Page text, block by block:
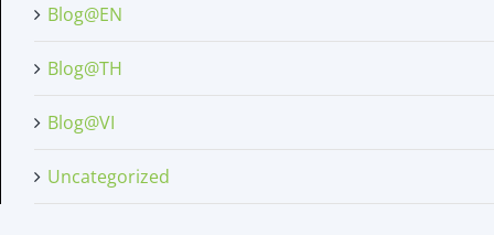
Blog@EN
Blog@TH
Blog@VI
Uncategorized